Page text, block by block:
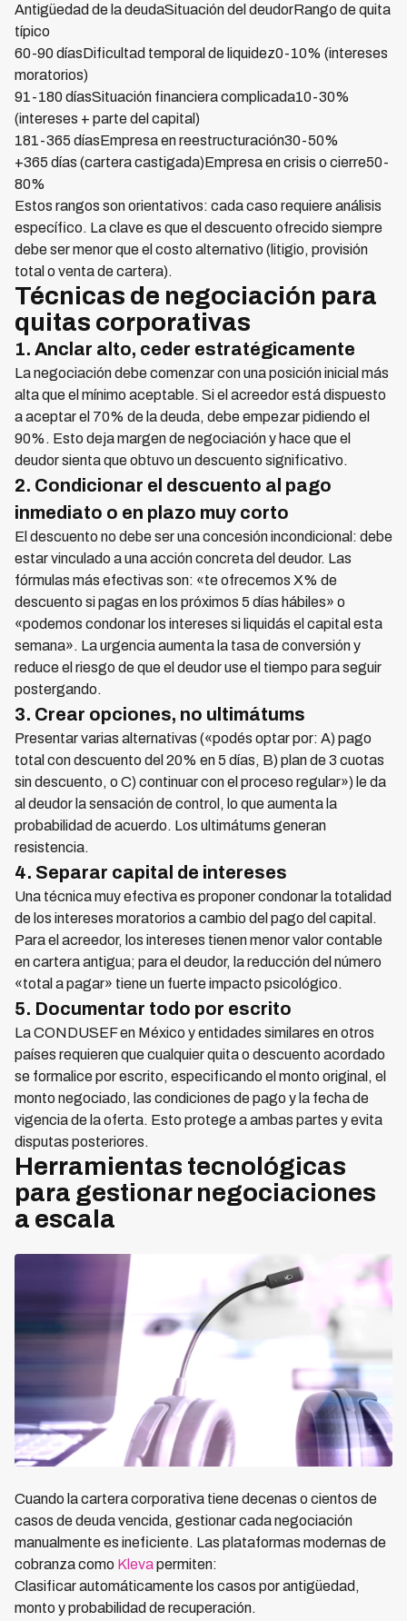
Antigüedad de la deudaSituación del deudorRango de quita
típico
60-90 díasDificultad temporal de liquidez0-10% (intereses
moratorios)
91-180 díasSituación financiera complicada10-30%
(intereses + parte del capital)
181-365 díasEmpresa en reestructuración30-50%
+365 días (cartera castigada)Empresa en crisis o cierre50-
80%
Estos rangos son orientativos: cada caso requiere análisis
específico. La clave es que el descuento ofrecido siempre
debe ser menor que el costo alternativo (litigio, provisión
total o venta de cartera).
Técnicas de negociación para
quitas corporativas
1. Anclar alto, ceder estratégicamente
La negociación debe comenzar con una posición inicial más
alta que el mínimo aceptable. Si el acreedor está dispuesto
a aceptar el 70% de la deuda, debe empezar pidiendo el
90%. Esto deja margen de negociación y hace que el
deudor sienta que obtuvo un descuento significativo.
2. Condicionar el descuento al pago
inmediato o en plazo muy corto
El descuento no debe ser una concesión incondicional: debe
estar vinculado a una acción concreta del deudor. Las
fórmulas más efectivas son: «te ofrecemos X% de
descuento si pagas en los próximos 5 días hábiles» o
«podemos condonar los intereses si liquidás el capital esta
semana». La urgencia aumenta la tasa de conversión y
reduce el riesgo de que el deudor use el tiempo para seguir
postergando.
3. Crear opciones, no ultimátums
Presentar varias alternativas («podés optar por: A) pago
total con descuento del 20% en 5 días, B) plan de 3 cuotas
sin descuento, o C) continuar con el proceso regular») le da
al deudor la sensación de control, lo que aumenta la
probabilidad de acuerdo. Los ultimátums generan
resistencia.
4. Separar capital de intereses
Una técnica muy efectiva es proponer condonar la totalidad
de los intereses moratorios a cambio del pago del capital.
Para el acreedor, los intereses tienen menor valor contable
en cartera antigua; para el deudor, la reducción del número
«total a pagar» tiene un fuerte impacto psicológico.
5. Documentar todo por escrito
La CONDUSEF en México y entidades similares en otros
países requieren que cualquier quita o descuento acordado
se formalice por escrito, especificando el monto original, el
monto negociado, las condiciones de pago y la fecha de
vigencia de la oferta. Esto protege a ambas partes y evita
disputas posteriores.
Herramientas tecnológicas
para gestionar negociaciones
a escala
Cuando la cartera corporativa tiene decenas o cientos de
casos de deuda vencida, gestionar cada negociación
manualmente es ineficiente. Las plataformas modernas de
cobranza como Klevapermiten:
Clasificar automáticamente los casos por antigüedad,
monto y probabilidad de recuperación.